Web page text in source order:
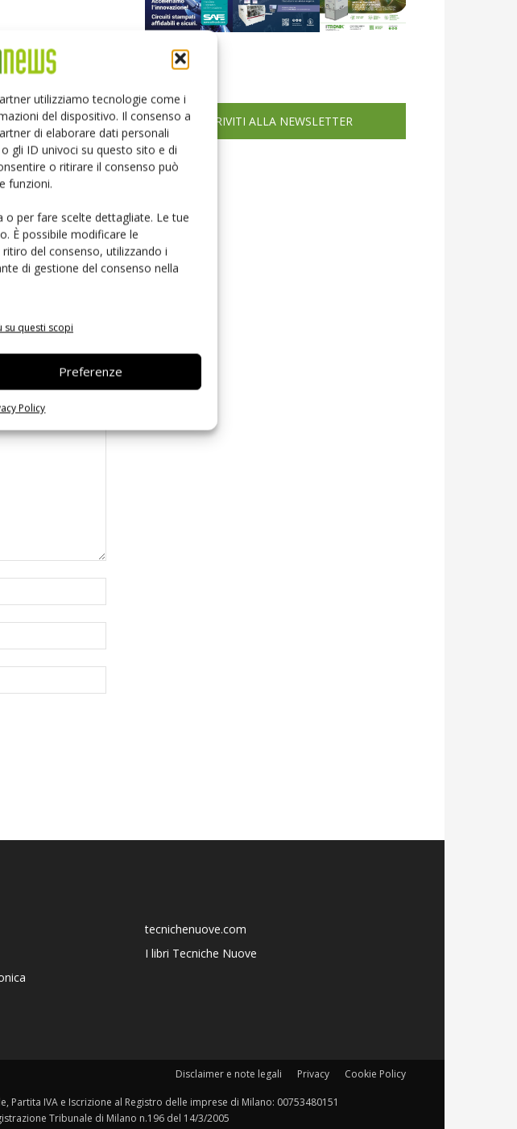
utilizziamo tecnologie come i
del dispositivo. Il consenso a
di elaborare dati personali
gli ID univoci su questo sito e di
o ritirare il consenso può
funzioni.
per fare scelte dettagliate. Le tue
È possibile modificare le
del consenso, utilizzando i
di gestione del consenso nella
su questi scopi
Preferenze
Policy
Email Edicola web
ISCRIVITI ALLA NEWSLETTER
tecnichenuove.com
I libri Tecniche Nuove
Disclaimer e note legali Privacy Cookie Policy
Partita IVA e Iscrizione al Registro delle imprese di Milano: 00753480151
Tribunale di Milano n.196 del 14/3/2005